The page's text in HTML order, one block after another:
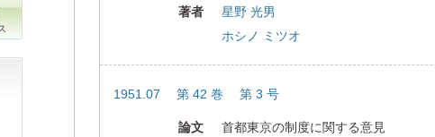
著者
星野 光男
ホシノ ミツオ
1951.07 第 42 巻 第 3 号
論文
首都東京の制度に関する意見